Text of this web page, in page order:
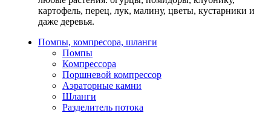
картофель, перец, лук, малину, цветы, кустарники и
даже деревья.
Помпы, компресора, шланги
Помпы
Компрессора
Поршневой компрессор
Аэраторные камни
Шланги
Разделитель потока